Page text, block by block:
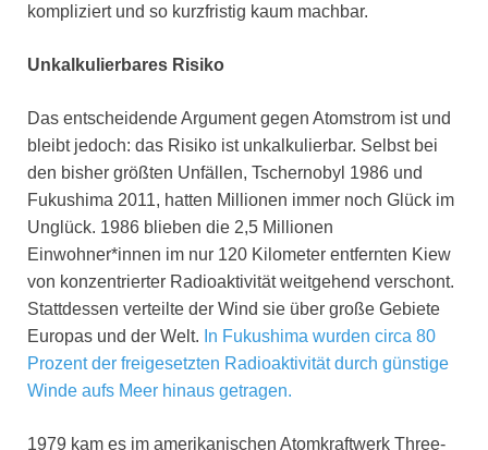
kompliziert und so kurzfristig kaum machbar.
Unkalkulierbares Risiko
Das entscheidende Argument gegen Atomstrom ist und
bleibt jedoch: das Risiko ist unkalkulierbar. Selbst bei
den bisher größten Unfällen, Tschernobyl 1986 und
Fukushima 2011, hatten Millionen immer noch Glück im
Unglück. 1986 blieben die 2,5 Millionen
Einwohner*innen im nur 120 Kilometer entfernten Kiew
von konzentrierter Radioaktivität weitgehend verschont.
Stattdessen verteilte der Wind sie über große Gebiete
Europas und der Welt. In Fukushima wurden circa 80
Prozent der freigesetzten Radioaktivität durch günstige
Winde aufs Meer hinaus getragen.
1979 kam es im amerikanischen Atomkraftwerk Three-